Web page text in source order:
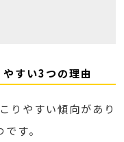
すい3つの理由
りやすい傾向があり
す。